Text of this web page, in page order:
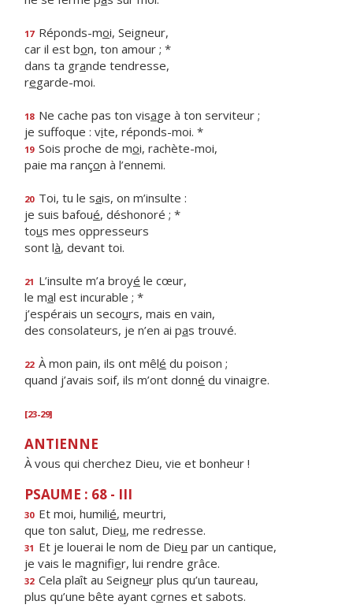
17 Réponds-moi, Seigneur,
car il est bon, ton amour ; *
dans ta grande tendresse,
regarde-moi.
18 Ne cache pas ton visage à ton serviteur ;
je suffoque : vite, réponds-moi. *
19 Sois proche de moi, rachète-moi,
paie ma rançon à l’ennemi.
20 Toi, tu le sais, on m’insulte :
je suis bafoué, déshonoré ; *
tous mes oppresseurs
sont là, devant toi.
21 L’insulte m’a broyé le cœur,
le mal est incurable ; *
j’espérais un secours, mais en vain,
des consolateurs, je n’en ai pas trouvé.
22 À mon pain, ils ont mêlé du poison ;
quand j’avais soif, ils m’ont donné du vinaigre.
[23-29]
ANTIENNE
À vous qui cherchez Dieu, vie et bonheur !
PSAUME : 68 - III
30 Et moi, humilié, meurtri,
que ton salut, Dieu, me redresse.
31 Et je louerai le nom de Dieu par un cantique,
je vais le magnifier, lui rendre grâce.
32 Cela plaît au Seigneur plus qu’un taureau,
plus qu’une bête ayant cornes et sabots.